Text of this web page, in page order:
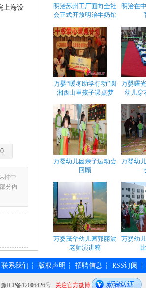
上海设
0
持中
分内
明治苏州工厂面向全社
会正式开放明治牛奶馆
明治在
万婴“暖冬助学行动”圆
湘西山里孩子课桌梦
万婴曙
幼儿穿
万婴幼儿园亲子运动会
回顾
万婴幼
万婴茂华幼儿园郭丽波
老师演讲稿
万婴幼
联系我们 ┆ 版权声明 ┆ 招聘信息 ┆ RSS订阅 ┆
豫ICP备12006426号 关注官方微博